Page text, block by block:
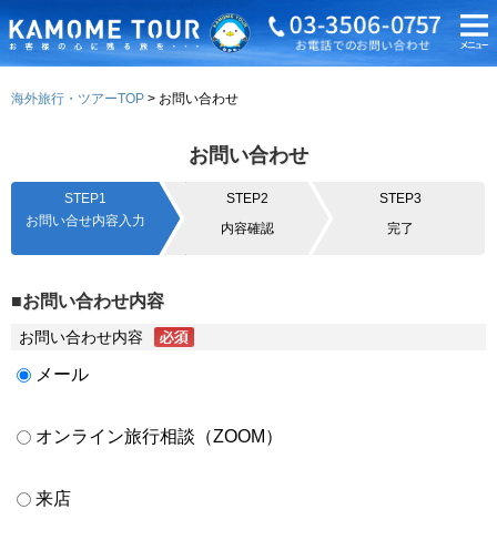
海外旅行・ツアーTOP お問い合わせ
お問い合わせ
STEP1
お問い合せ内容入力
STEP2
内容確認
STEP3
完了
■お問い合わせ内容
お問い合わせ内容
メール
オンライン旅行相談（ZOOM）
来店